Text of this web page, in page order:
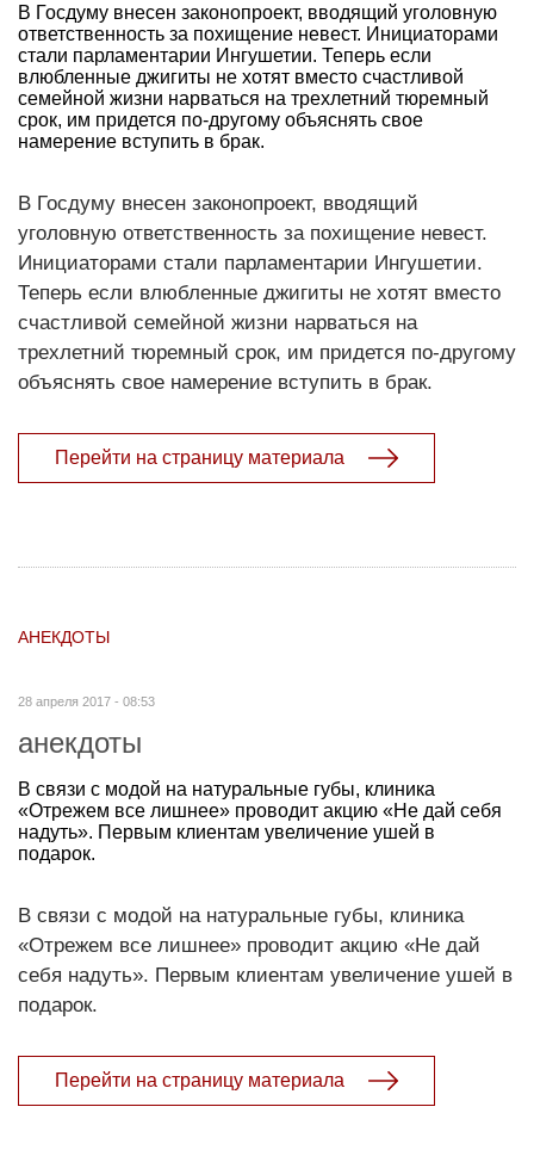
В Госдуму внесен законопроект, вводящий уголовную
ответственность за похищение невест. Инициаторами
стали парламентарии Ингушетии. Теперь если
влюбленные джигиты не хотят вместо счастливой
семейной жизни нарваться на трехлетний тюремный
срок, им придется по-другому объяснять свое
намерение вступить в брак.
В Госдуму внесен законопроект, вводящий
уголовную ответственность за похищение невест.
Инициаторами стали парламентарии Ингушетии.
Теперь если влюбленные джигиты не хотят вместо
счастливой семейной жизни нарваться на
трехлетний тюремный срок, им придется по-другому
объяснять свое намерение вступить в брак.
Перейти на страницу материала
АНЕКДОТЫ
28 апреля 2017 - 08:53
анекдоты
В связи с модой на натуральные губы, клиника
«Отрежем все лишнее» проводит акцию «Не дай себя
надуть». Первым клиентам увеличение ушей в
подарок.
В связи с модой на натуральные губы, клиника
«Отрежем все лишнее» проводит акцию «Не дай
себя надуть». Первым клиентам увеличение ушей в
подарок.
Перейти на страницу материала